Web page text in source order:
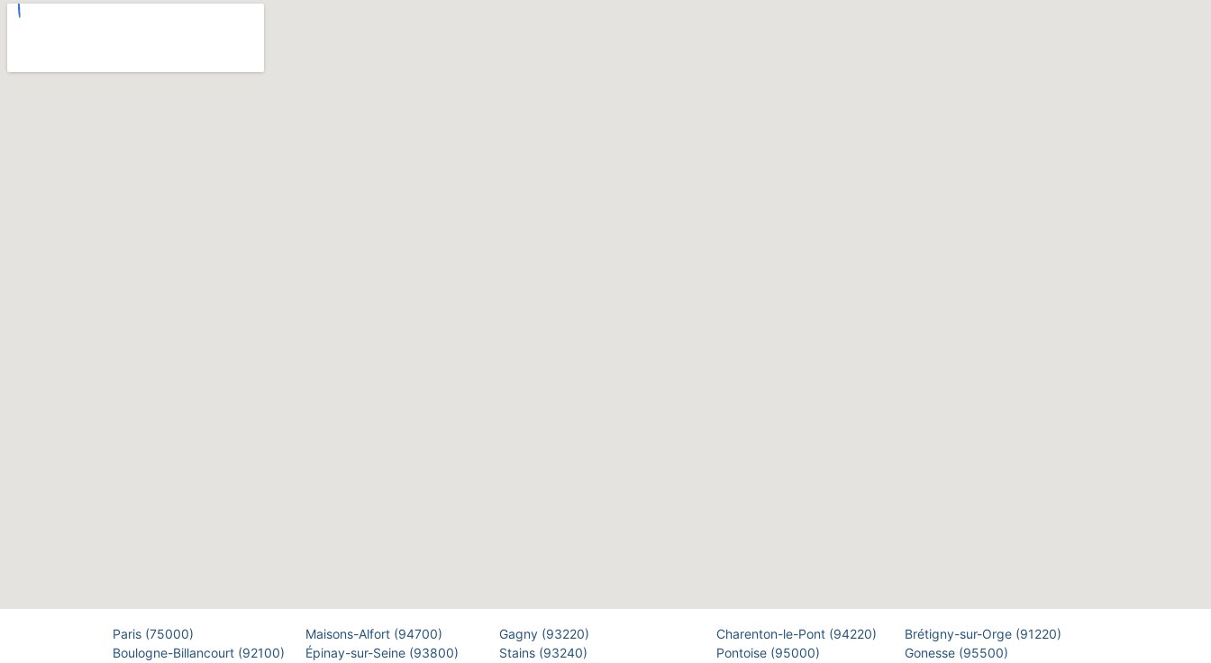
Paris (75000)
Boulogne-Billancourt (92100)
Maisons-Alfort (94700)
Épinay-sur-Seine (93800)
Gagny (93220)
Stains (93240)
Charenton-le-Pont (94220)
Pontoise (95000)
Brétigny-sur-Orge (91220)
Gonesse (95500)